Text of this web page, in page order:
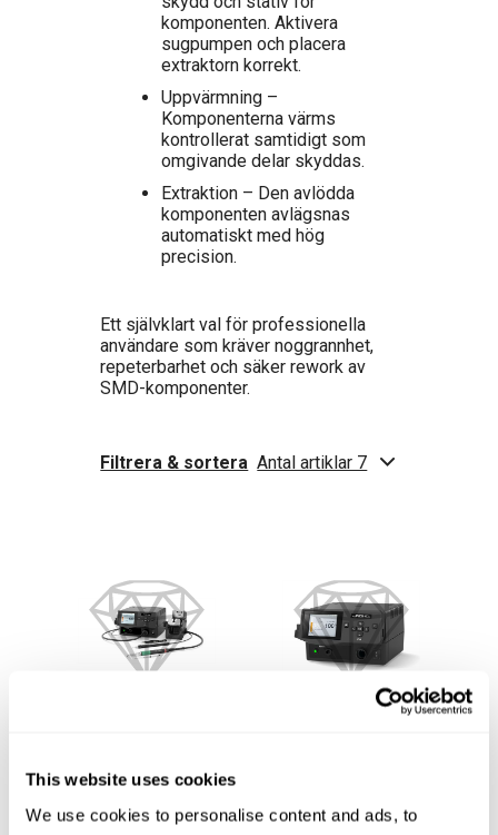
This website uses cookies
We use cookies to personalise content and ads, to
komponenten. Aktivera
sugpumpen och placera
extraktorn korrekt.
Uppvärmning –
Komponenterna värms
kontrollerat samtidigt som
omgivande delar skyddas.
Extraktion – Den avlödda
komponenten avlägsnas
automatiskt med hög
precision.
Ett självklart val för professionella
användare som kräver noggrannhet,
repeterbarhet och säker rework av
SMD-komponenter.
Filtrera & sortera Antal artiklar 7
JNA-2C
23 613.70 18 164.38